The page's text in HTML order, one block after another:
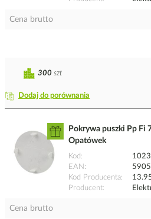
Cena brutto
Dodaj do porównania
300 szt
Pokrywa puszki Pp Fi
Opatówek
Kod
EAN
Kod Producenta
Producent
Cena brutto